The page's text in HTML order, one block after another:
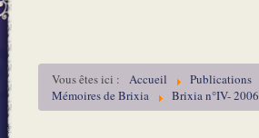
Vous êtes ici : Accueil
Publications
Mémoires de Brixia
Brixia n°IV- 2006